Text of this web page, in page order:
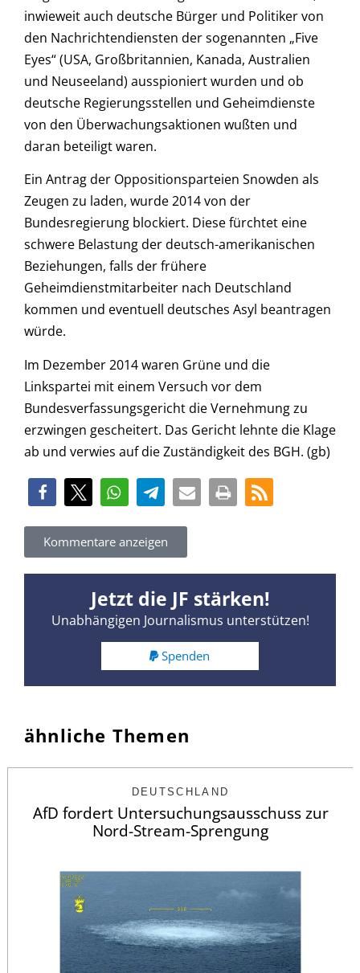
inwieweit auch deutsche Bürger und Politiker von
den Nachrichtendiensten der sogenannten „Five
Eyes“ (USA, Großbritannien, Kanada, Australien
und Neuseeland) ausspioniert wurden und ob
deutsche Regierungsstellen und Geheimdienste
von den Überwachungsaktionen wußten und
daran beteiligt waren.
Ein Antrag der Oppositionsparteien Snowden als
Zeugen zu laden, wurde 2014 von der
Bundesregierung blockiert. Diese fürchtet eine
schwere Belastung der deutsch-amerikanischen
Beziehungen, falls der frühere
Geheimdienstmitarbeiter nach Deutschland
kommen und eventuell deutsches Asyl beantragen
würde.
Im Dezember 2014 waren Grüne und die
Linkspartei mit einem Versuch vor dem
Bundesverfassungsgericht die Vernehmung zu
erzwingen gescheitert. Das Gericht lehnte die Klage
ab und verwies auf die Zuständigkeit des BGH. (gb)
Kommentare anzeigen
Jetzt die JF stärken!
Unabhängigen Journalismus unterstützen!
Spenden
ähnliche Themen
DEUTSCHLAND
AfD fordert Untersuchungsausschuss zur
Nord-Stream-Sprengung